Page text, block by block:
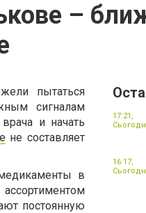
–
пытаться
сигналам
и начать
не составляет
в
постоянную
17:21,
16:17,